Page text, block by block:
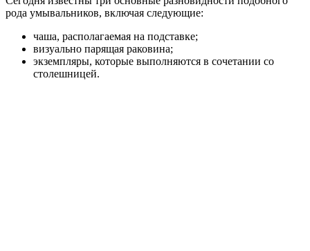
рода умывальников, включая следующие:
чаша, располагаемая на подставке;
визуально парящая раковина;
экземпляры, которые выполняются в сочетании со
столешницей.